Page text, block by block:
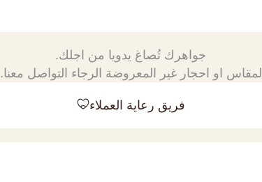
جواهرك تُصاغ يدويا من اجلك.
لمقاس او احجار غير المعروضة الرجاء التواصل معنا.
فريق رعاية العملاء